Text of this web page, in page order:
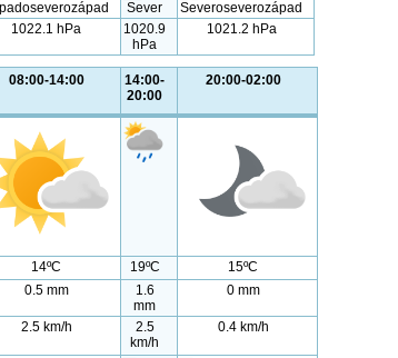
1022.1 hPa
1020.9
hPa
1021.2 hPa
08:00-14:00
14:00-
20:00
20:00-02:00
14ºC 19ºC
15ºC
0.5 mm
1.6
mm
0 mm
2.5 km/h
2.5
km/h
0.4 km/h